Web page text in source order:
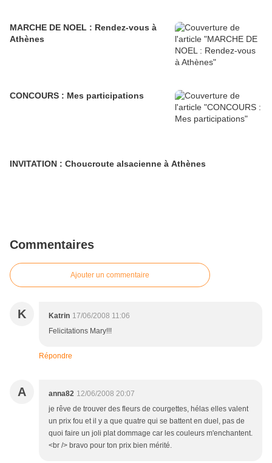
MARCHE DE NOEL : Rendez-vous à
Athènes
CONCOURS : Mes participations
INVITATION : Choucroute alsacienne à Athènes
Commentaires
Ajouter un commentaire
K Katrin 17/06/2008 11:06
Felicitations Mary!!!
Répondre
A anna82 12/06/2008 20:07
je rêve de trouver des fleurs de courgettes, hélas elles valent
un prix fou et il y a que quatre qui se battent en duel, pas de
quoi faire un joli plat dommage car les couleurs m'enchantent.
<br /> bravo pour ton prix bien mérité.